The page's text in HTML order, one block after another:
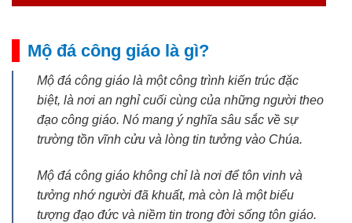
Mộ đá công giáo là gì?
Mộ đá công giáo là một công trình kiến trúc đặc
biệt, là nơi an nghỉ cuối cùng của những người theo
đạo công giáo. Nó mang ý nghĩa sâu sắc về sự
trường tồn vĩnh cửu và lòng tin tưởng vào Chúa.
Mộ đá công giáo không chỉ là nơi để tôn vinh và
tưởng nhớ người đã khuất, mà còn là một biểu
tượng đạo đức và niềm tin trong đời sống tôn giáo.